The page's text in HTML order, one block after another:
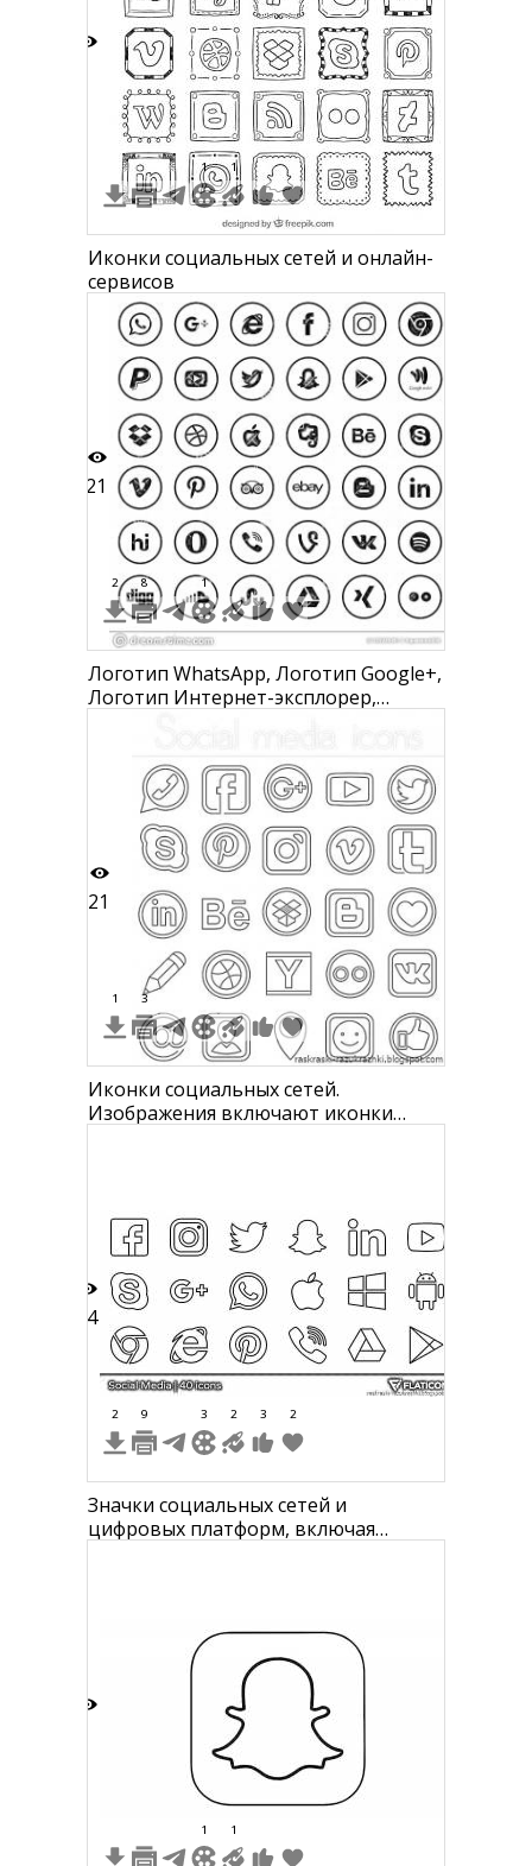
1 1
Иконки социальных сетей и онлайн-
сервисов
21
2 8 1
Логотип WhatsApp, Логотип Google+,
Логотип Интернет-эксплорер,
21
1 3
Иконки социальных сетей.
Изображения включают иконки
Dribbble, Yahoo, Одноклассники,
Email, Контактное лицо,
54
2 9 3 2 3 2
Значки социальных сетей и
цифровых платформ, включая
Explorer, Pinterest, телефонная
трубка, Google Drive, Google Play
1 1